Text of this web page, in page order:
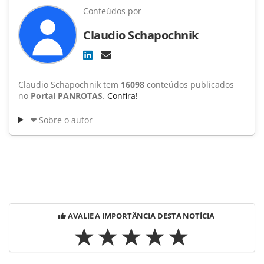
Conteúdos por
Claudio Schapochnik
Claudio Schapochnik tem 16098 conteúdos publicados
no Portal PANROTAS. Confira!
Sobre o autor
AVALIE A IMPORTÂNCIA DESTA NOTÍCIA